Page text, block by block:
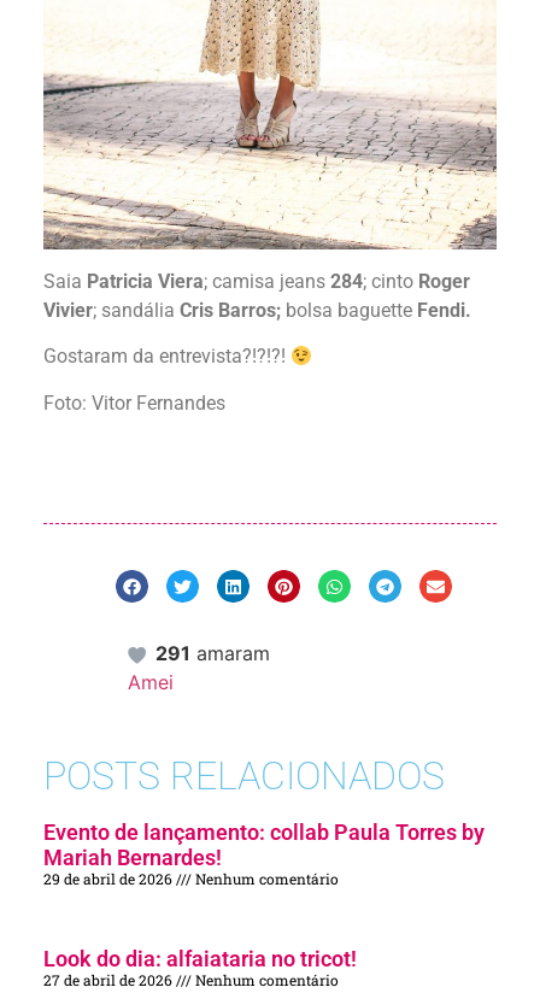
Saia Patricia Viera; camisa jeans 284; cinto Roger
Vivier; sandália Cris Barros; bolsa baguette Fendi.
Gostaram da entrevista?!?!?!
Foto: Vitor Fernandes
291 amaram
Amei
POSTS RELACIONADOS
Evento de lançamento: collab Paula Torres by
Mariah Bernardes!
29 de abril de 2026 Nenhum comentário
Look do dia: alfaiataria no tricot!
27 de abril de 2026 Nenhum comentário